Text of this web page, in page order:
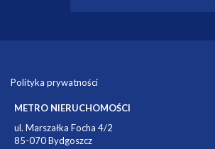
Polityka prywatności
METRO NIERUCHOMOŚCI
ul. Marszałka Focha 4/2
85-070 Bydgoszcz